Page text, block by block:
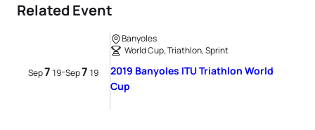
Related Event
Sep7 19-Sep7 19
Banyoles
World Cup, Triathlon, Sprint
2019 Banyoles ITU Triathlon World
Cup